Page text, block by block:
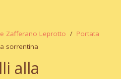
Zafferano Leprotto
Portata
sorrentina
alla